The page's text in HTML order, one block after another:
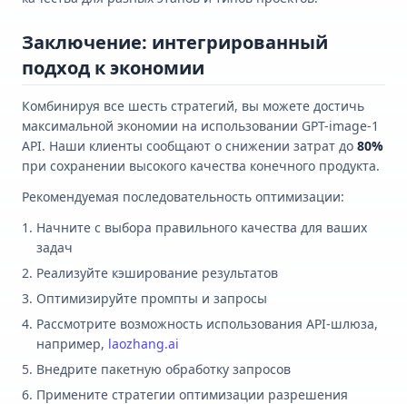
Заключение: интегрированный
подход к экономии
Комбинируя все шесть стратегий, вы можете достичь
максимальной экономии на использовании GPT-image-1
API. Наши клиенты сообщают о снижении затрат до 80%
при сохранении высокого качества конечного продукта.
Рекомендуемая последовательность оптимизации:
Начните с выбора правильного качества для ваших
задач
Реализуйте кэширование результатов
Оптимизируйте промпты и запросы
Рассмотрите возможность использования API-шлюза,
например, laozhang.ai
Внедрите пакетную обработку запросов
Примените стратегии оптимизации разрешения